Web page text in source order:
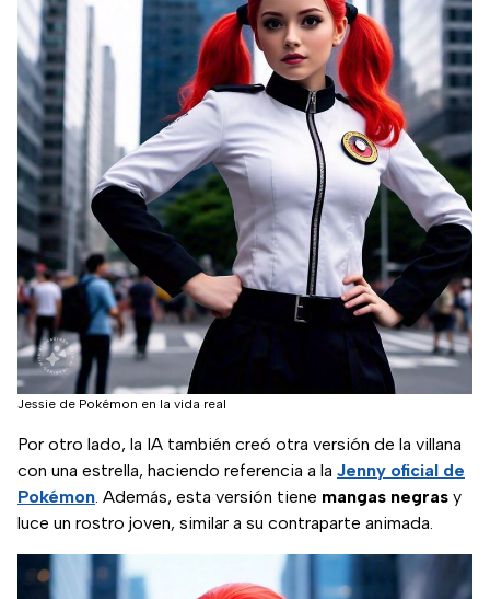
Jessie de Pokémon en la vida real
Por otro lado, la IA también creó otra versión de la villana
con una estrella, haciendo referencia a la Jenny oficial de
Pokémon. Además, esta versión tiene mangas negras y
luce un rostro joven, similar a su contraparte animada.